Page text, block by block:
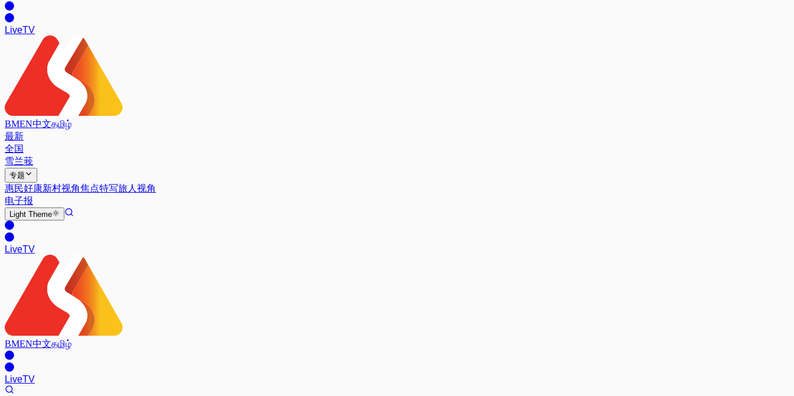
LiveTV
BMEN中文தமிழ்
最新
全国
雪兰莪
专题
惠民好康新村视角焦点特写旅人视角
电子报
Light Theme
LiveTV
BMEN中文தமிழ்
LiveTV